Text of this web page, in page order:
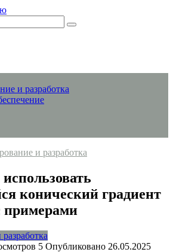
и разработка
и разработка
конический градиент
примерами
5 Опубликовано 26.05.2025